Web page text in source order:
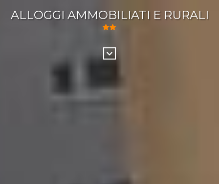
ALLOGGI AMMOBILIATI E RURALI